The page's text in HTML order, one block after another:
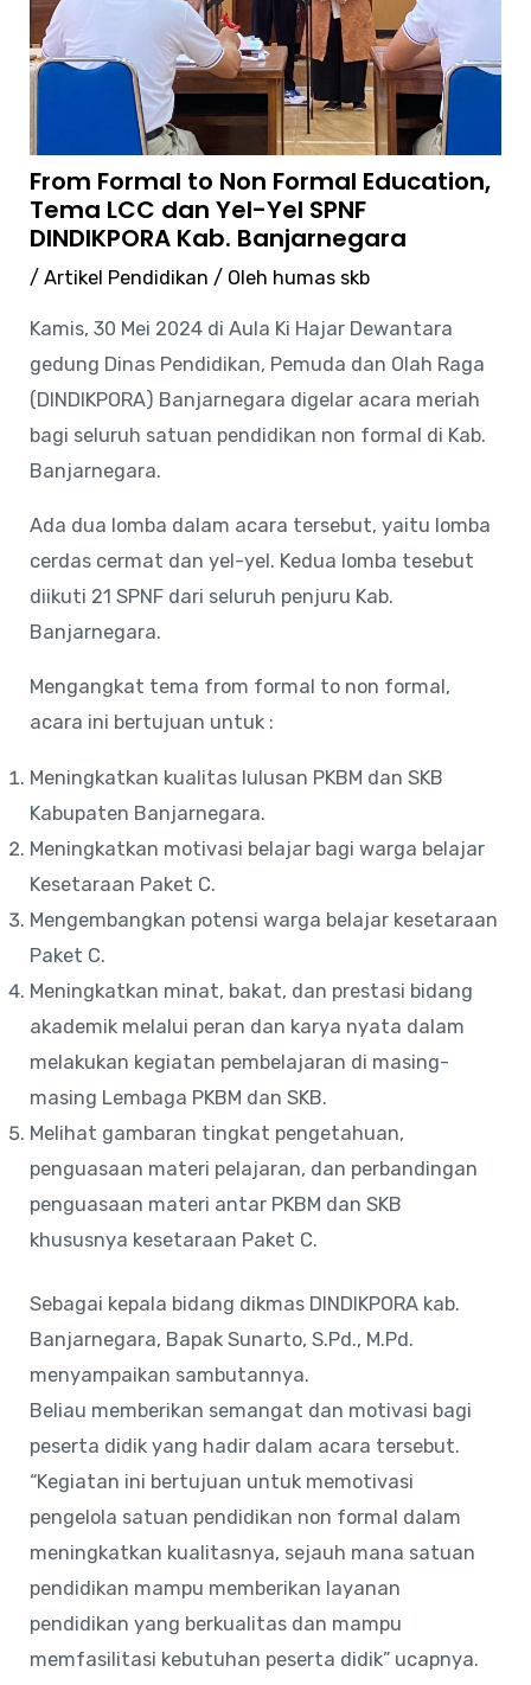
From Formal to Non Formal Education,
Tema LCC dan Yel-Yel SPNF
DINDIKPORA Kab. Banjarnegara
/Artikel Pendidikan / Oleh humas skb
Kamis, 30 Mei 2024 di Aula Ki Hajar Dewantara
gedung Dinas Pendidikan, Pemuda dan Olah Raga
(DINDIKPORA) Banjarnegara digelar acara meriah
bagi seluruh satuan pendidikan non formal di Kab.
Banjarnegara.
Ada dua lomba dalam acara tersebut, yaitu lomba
cerdas cermat dan yel-yel. Kedua lomba tesebut
diikuti 21 SPNF dari seluruh penjuru Kab.
Banjarnegara.
Mengangkat tema from formal to non formal,
acara ini bertujuan untuk :
Meningkatkan kualitas lulusan PKBM dan SKB
Kabupaten Banjarnegara.
Meningkatkan motivasi belajar bagi warga belajar
Kesetaraan Paket C.
Mengembangkan potensi warga belajar kesetaraan
Paket C.
Meningkatkan minat, bakat, dan prestasi bidang
akademik melalui peran dan karya nyata dalam
melakukan kegiatan pembelajaran di masing-
masing Lembaga PKBM dan SKB.
Melihat gambaran tingkat pengetahuan,
penguasaan materi pelajaran, dan perbandingan
penguasaan materi antar PKBM dan SKB
khususnya kesetaraan Paket C.
Sebagai kepala bidang dikmas DINDIKPORA kab.
Banjarnegara, Bapak Sunarto, S.Pd., M.Pd.
menyampaikan sambutannya.
Beliau memberikan semangat dan motivasi bagi
peserta didik yang hadir dalam acara tersebut.
“Kegiatan ini bertujuan untuk memotivasi
pengelola satuan pendidikan non formal dalam
meningkatkan kualitasnya, sejauh mana satuan
pendidikan mampu memberikan layanan
pendidikan yang berkualitas dan mampu
memfasilitasi kebutuhan peserta didik” ucapnya.